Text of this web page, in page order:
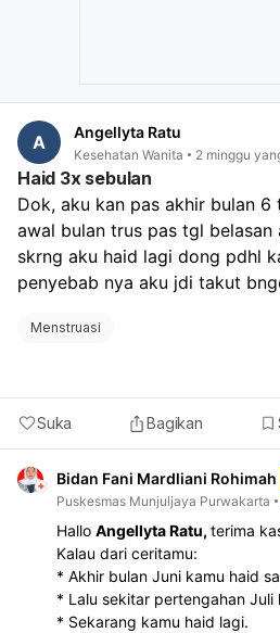
A Angellyta Ratu
Kesehatan Wanita 2 minggu
Haid 3x sebulan
Dok, aku kan pas akhir bulan 6
awal bulan trus pas tgl belasan
skrng aku haid lagi dong pdhl
penyebab nya aku jdi takut
Menstruasi
Suka Bagikan
Bidan Fani Mardliani Rohimah
Puskesmas Munjuljaya Purwakarta
Hallo Angellyta Ratu, terima
Kalau dari ceritamu:
* Akhir bulan Juni kamu haid
* Lalu sekitar pertengahan Juli
* Sekarang kamu haid lagi.